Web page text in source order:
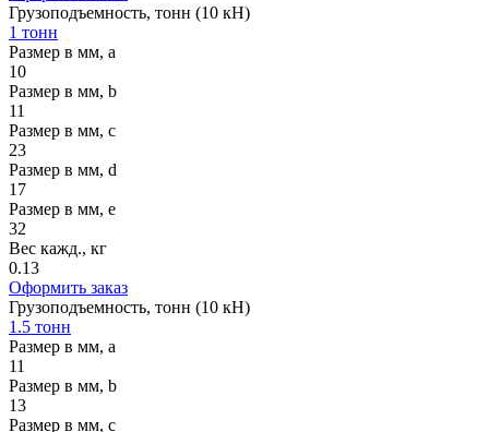
Грузоподъемность, тонн (10 кН)
1 тонн
Размер в мм, a
10
Размер в мм, b
11
Размер в мм, c
23
Размер в мм, d
17
Размер в мм, e
32
Вес кажд., кг
0.13
Оформить заказ
Грузоподъемность, тонн (10 кН)
1.5 тонн
Размер в мм, a
11
Размер в мм, b
13
Размер в мм, c